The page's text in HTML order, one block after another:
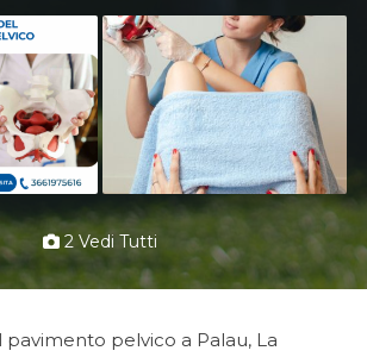
2 Vedi Tutti
pavimento pelvico a Palau, La